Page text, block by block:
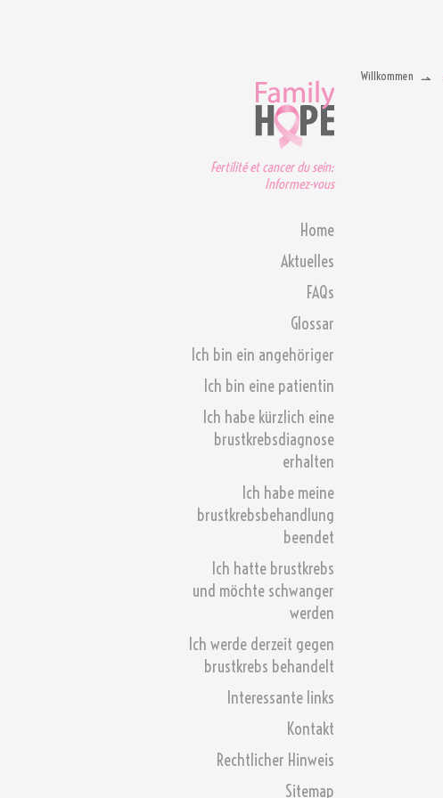
Fertilité et cancer du sein:
Informez-vous
Home
Aktuelles
FAQs
Glossar
Ich bin ein angehöriger
Ich bin eine patientin
Ich habe kürzlich eine
brustkrebsdiagnose
erhalten
Ich habe meine
brustkrebsbehandlung
beendet
Ich hatte brustkrebs
und möchte schwanger
werden
Ich werde derzeit gegen
brustkrebs behandelt
Interessante links
Kontakt
Rechtlicher Hinweis
Sitemap
Willkommen